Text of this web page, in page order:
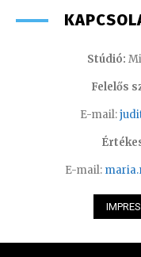
Stúdió:
Felelős
E-mail:
E-mail: